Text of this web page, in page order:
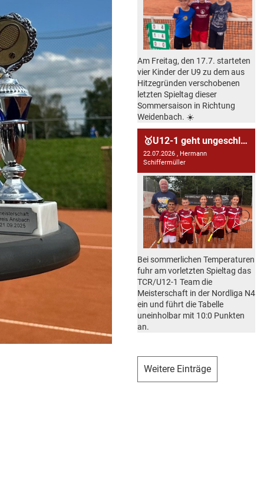
Am Freitag, den 17.7. starteten
vier Kinder der U9 zu dem aus
Hitzegründen verschobenen
letzten Spieltag dieser
Sommersaison in Richtung
Weidenbach. ☀️
🥇U12-1 geht ungeschlagen durch die Saison!
22.07.2026 , Hermann
Schiffermüller
Bei sommerlichen Temperaturen
fuhr am vorletzten Spieltag das
TCR/U12-1 Team die
Meisterschaft in der Nordliga N4
ein und führt die Tabelle
uneinholbar mit 10:0 Punkten
an.
Weitere Einträge